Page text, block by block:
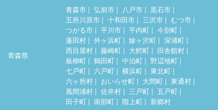
青森県
青森市 弘前市 八戸市
黒石市
五所川原市
十和田市 三沢市
むつ市
つがる市
平川市 平内町
今別町
蓬田村
外ヶ浜町 鰺ヶ沢町
深浦町
西目屋村
藤崎町 大鰐町
田舎館村
板柳町
鶴田町 中泊町
野辺地町
七戸町
六戸町 横浜町
東北町
六ヶ所村
おいらせ町 大間町
東通村
風間浦村
佐井村 三戸町
五戸町
田子町
南部町 階上町 新郷村